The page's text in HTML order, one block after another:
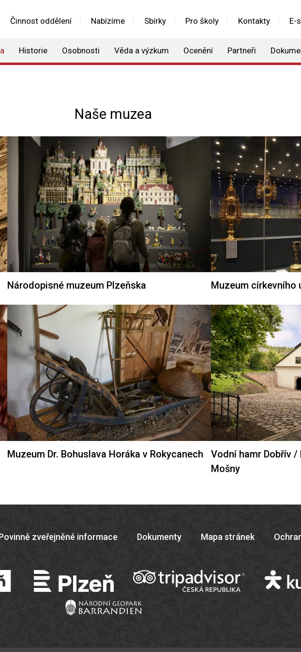
Činnost oddělení Nabízíme Sbírky Pro školy Kontakty E-
Historie Osobnosti Věda a výzkum Ocenění Partneři
Naše muzea
Národopisné muzeum Plzeňska Muzeum církevního
Muzeum Dr. Bohuslava Horáka v Rokycanech
Vodní hamr Dobřív
Mošny
zveřejněné informace Dokumenty Mapa stránek